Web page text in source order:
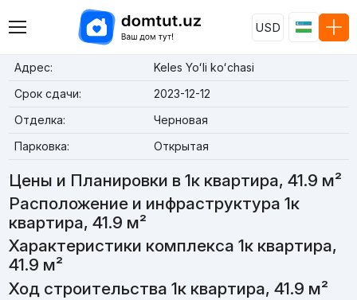
USD
Адрес:
Keles Yoʻli koʻchasi
Срок сдачи:
2023-12-12
Отделка:
Черновая
Парковка:
Открытая
Цены и Планировки в 1к квартира, 41.9 м²
Расположение и инфраструктура 1к
квартира, 41.9 м²
Характеристики комплекса 1к квартира,
41.9 м²
Ход строительства 1к квартира, 41.9 м²